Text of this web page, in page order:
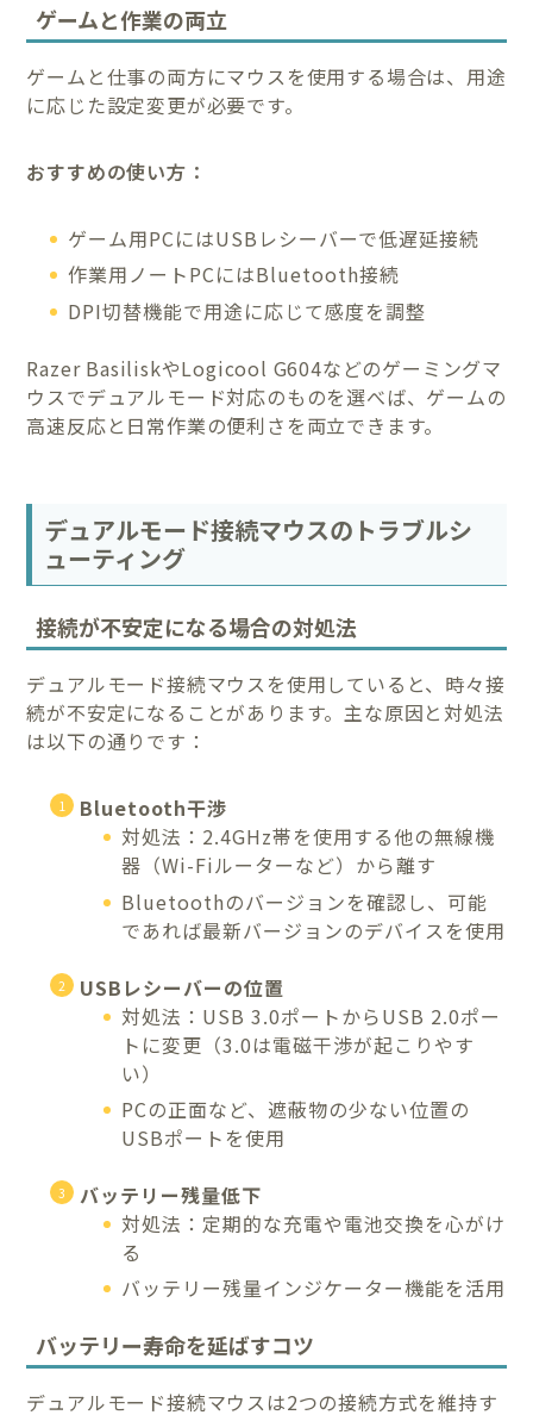
ゲームと作業の両立
ゲームと仕事の両方にマウスを使用する場合は、用途
に応じた設定変更が必要です。
おすすめの使い方：
ゲーム用PCにはUSBレシーバーで低遅延接続
作業用ノートPCにはBluetooth接続
DPI切替機能で用途に応じて感度を調整
Razer BasiliskやLogicool G604などのゲーミングマ
ウスでデュアルモード対応のものを選べば、ゲームの
高速反応と日常作業の便利さを両立できます。
デュアルモード接続マウスのトラブルシ
ューティング
接続が不安定になる場合の対処法
デュアルモード接続マウスを使用していると、時々接
続が不安定になることがあります。主な原因と対処法
は以下の通りです：
Bluetooth干渉
対処法：2.4GHz帯を使用する他の無線機
器（Wi-Fiルーターなど）から離す
Bluetoothのバージョンを確認し、可能
であれば最新バージョンのデバイスを使用
USBレシーバーの位置
対処法：USB 3.0ポートからUSB 2.0ポー
トに変更（3.0は電磁干渉が起こりやす
い）
PCの正面など、遮蔽物の少ない位置の
USBポートを使用
バッテリー残量低下
対処法：定期的な充電や電池交換を心がけ
る
バッテリー残量インジケーター機能を活用
バッテリー寿命を延ばすコツ
デュアルモード接続マウスは2つの接続方式を維持す